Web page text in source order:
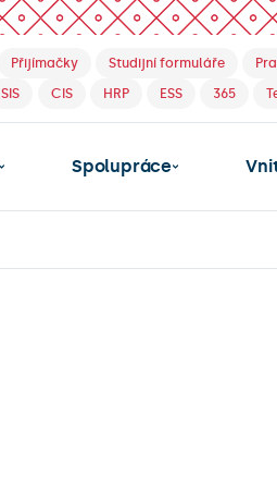
Přijímačky Studijní formuláře
SIS
CIS HRP ESS 365
Spolupráce